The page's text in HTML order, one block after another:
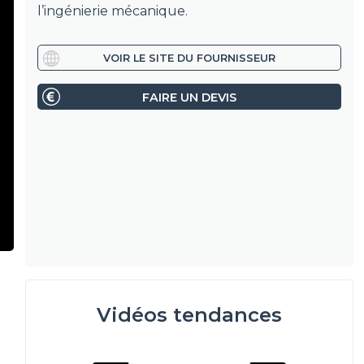
l’ingénierie mécanique.
VOIR LE SITE DU FOURNISSEUR
FAIRE UN DEVIS
Vidéos tendances